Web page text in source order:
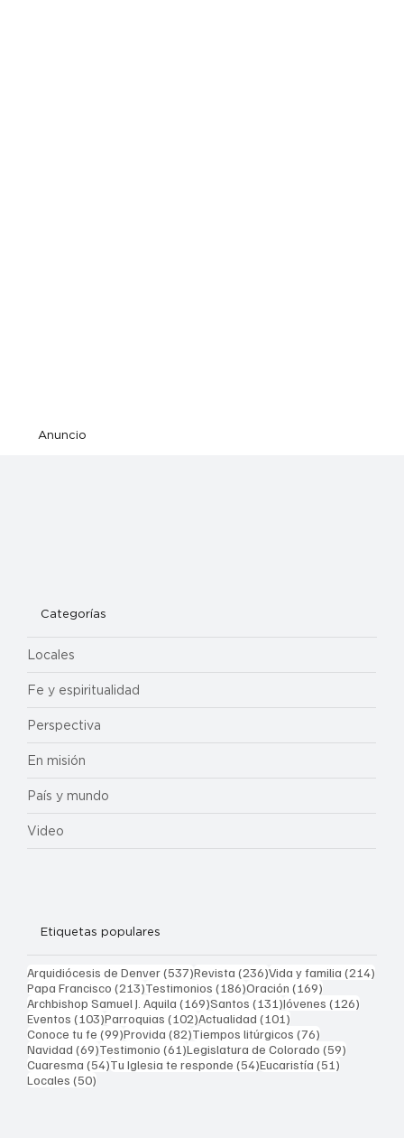
Anuncio
Categorías
Locales
Fe y espiritualidad
Perspectiva
En misión
País y mundo
Video
Etiquetas populares
Arquidiócesis de Denver(537)537 entradas
Revista (236)236 entradas
Vida y familia (214)
Papa Francisco (213)213 entradas
Testimonios (186)186 entradas
Oración (169)
Archbishop Samuel J. Aquila (169)169 entradas
Santos (131)131 entradas
Jóvenes (126)
Eventos (103)103 entradas
Parroquias (102)102 entradas
Actualidad (101)
Conoce tu fe (99)99 entradas
Provida (82)82 entradas
Tiempos litúrgicos (76)
Navidad (69)69 entradas
Testimonio (61)61 entradas
Legislatura de Colorado (59)
Cuaresma (54)54 entradas
Tu Iglesia te responde (54)54 entradas
Eucaristía (51)
Locales (50)